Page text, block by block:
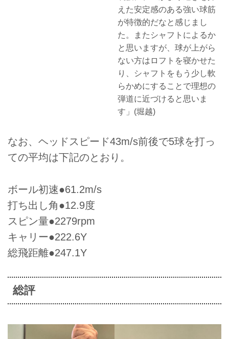
えた安定感のある強い球筋
が特徴的だなと感じまし
た。またシャフトによるか
と思いますが、球が上がら
ない方はロフトを寝かせた
り、シャフトをもう少し軟
らかめにすることで理想の
弾道に近づけると思いま
す」(堀越)
なお、ヘッドスピード43m/s前後で5球を打っ
ての平均は下記のとおり。
ボール初速●61.2m/s
打ち出し角●12.9度
スピン量●2279rpm
キャリー●222.6Y
総飛距離●247.1Y
総評